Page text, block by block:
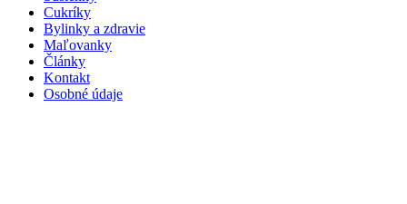
Cukríky
Bylinky a zdravie
Maľovanky
Články
Kontakt
Osobné údaje